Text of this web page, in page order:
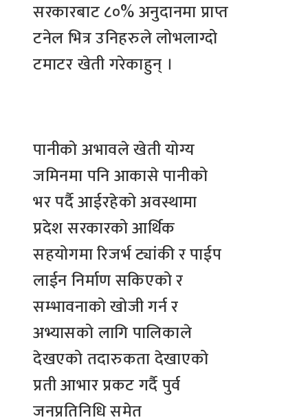
सरकारबाट ८०% अनुदानमा प्राप्त
टनेल भित्र उनिहरुले लोभलाग्दो
टमाटर खेती गरेकाहुन् ।
पानीको अभावले खेती योग्य
जमिनमा पनि आकासे पानीको
भर पर्दै आईरहेको अवस्थामा
प्रदेश सरकारको आर्थिक
सहयोगमा रिजर्भ ट्यांकी र पाईप
लाईन निर्माण सकिएको र
सम्भावनाको खोजी गर्न र
अभ्यासको लागि पालिकाले
देखएको तदारुकता देखाएको
प्रती आभार प्रकट गर्दै पुर्व
जनप्रतिनिधि समेत